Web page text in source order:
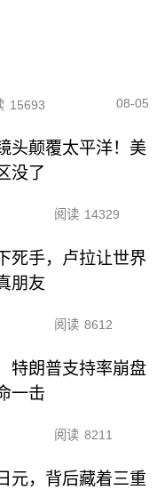
15693 08-05
头颠覆太平洋！美
没了
阅读 14329
死手，卢拉让世界
朋友
阅读 8612
特朗普支持率崩盘
一击
阅读 8211
元，背后藏着三重